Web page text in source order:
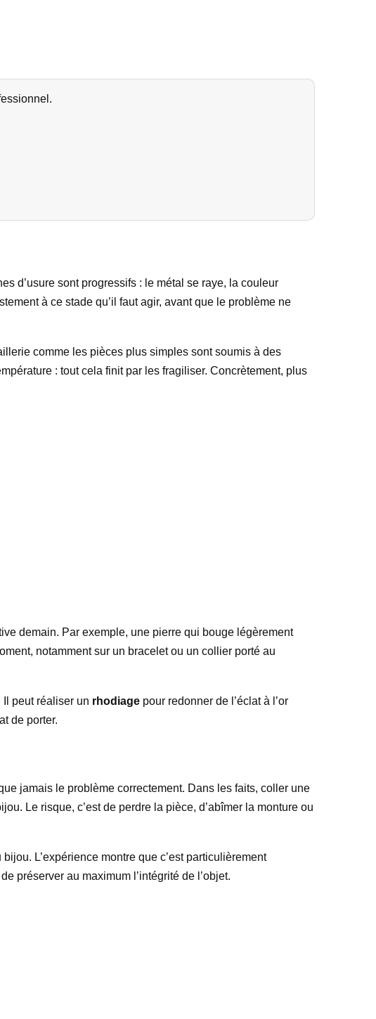
d’usure sont progressifs : le métal se raye, la couleur
à ce stade qu’il faut agir, avant que le problème ne
comme les pièces plus simples sont soumis à des
: tout cela finit par les fragiliser. Concrètement, plus
demain. Par exemple, une pierre qui bouge légèrement
notamment sur un bracelet ou un collier porté au
peut réaliser un rhodiage pour redonner de l’éclat à l’or
de porter.
jamais le problème correctement. Dans les faits, coller une
Le risque, c’est de perdre la pièce, d’abîmer la monture ou
L’expérience montre que c’est particulièrement
préserver au maximum l’intégrité de l’objet.